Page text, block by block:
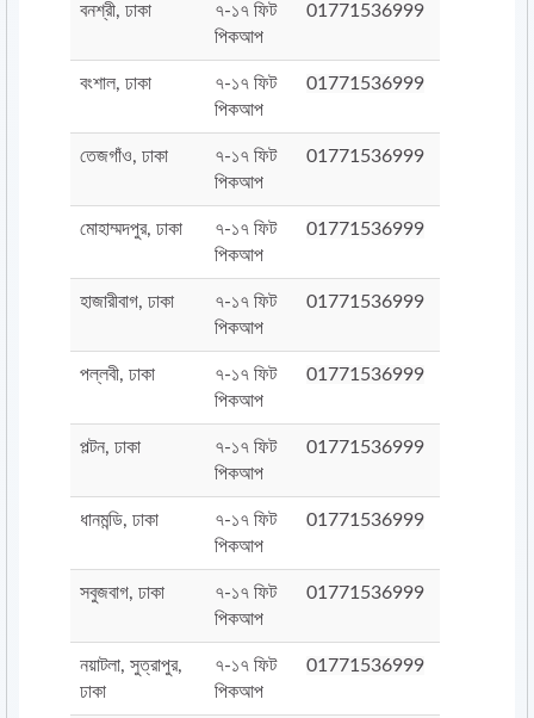
বনশ্রী, ঢাকা
৭-১৭ ফিট
পিকআপ
01771536999
বংশাল, ঢাকা
৭-১৭ ফিট
পিকআপ
01771536999
তেজগাঁও, ঢাকা
৭-১৭ ফিট
পিকআপ
01771536999
মোহাম্মদপুর, ঢাকা
৭-১৭ ফিট
পিকআপ
01771536999
হাজারীবাগ, ঢাকা
৭-১৭ ফিট
পিকআপ
01771536999
পল্লবী, ঢাকা
৭-১৭ ফিট
পিকআপ
01771536999
পল্টন, ঢাকা
৭-১৭ ফিট
পিকআপ
01771536999
ধানমন্ডি, ঢাকা
৭-১৭ ফিট
পিকআপ
01771536999
সবুজবাগ, ঢাকা
৭-১৭ ফিট
পিকআপ
01771536999
নয়াটলা, সুত্রাপুর,
ঢাকা
৭-১৭ ফিট
পিকআপ
01771536999